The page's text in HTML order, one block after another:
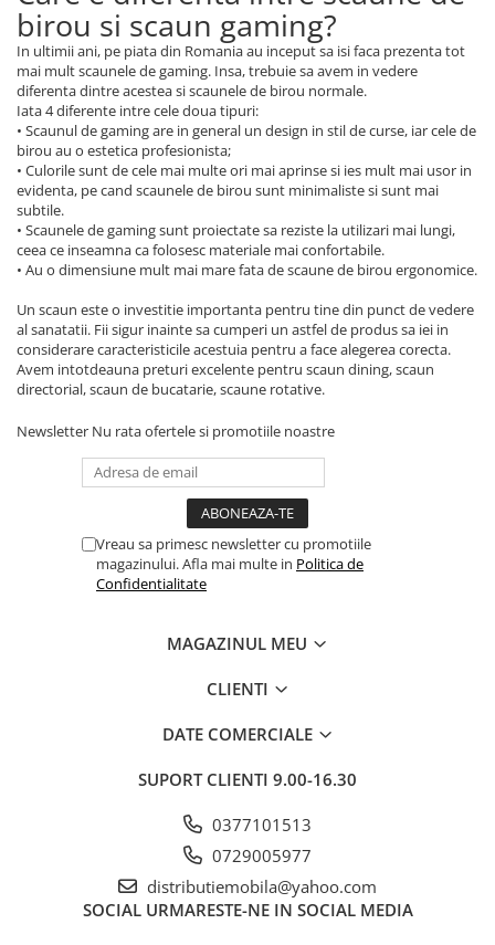
birou si scaun gaming?
In ultimii ani, pe piata din Romania au inceput sa isi faca prezenta tot
mai mult scaunele de gaming. Insa, trebuie sa avem in vedere
diferenta dintre acestea si scaunele de birou normale.
Iata 4 diferente intre cele doua tipuri:
• Scaunul de gaming are in general un design in stil de curse, iar cele de
birou au o estetica profesionista;
• Culorile sunt de cele mai multe ori mai aprinse si ies mult mai usor in
evidenta, pe cand scaunele de birou sunt minimaliste si sunt mai
subtile.
• Scaunele de gaming sunt proiectate sa reziste la utilizari mai lungi,
ceea ce inseamna ca folosesc materiale mai confortabile.
• Au o dimensiune mult mai mare fata de scaune de birou ergonomice.
Un scaun este o investitie importanta pentru tine din punct de vedere
al sanatatii. Fii sigur inainte sa cumperi un astfel de produs sa iei in
considerare caracteristicile acestuia pentru a face alegerea corecta.
Avem intotdeauna preturi excelente pentru scaun dining, scaun
directorial, scaun de bucatarie, scaune rotative.
Newsletter Nu rata ofertele si promotiile noastre
Vreau sa primesc newsletter cu promotiile
magazinului. Afla mai multe in Politica de
Confidentialitate
MAGAZINUL MEU
CLIENTI
DATE COMERCIALE
SUPORT CLIENTI 9.00-16.30
0377101513
0729005977
distributiemobila@yahoo.com
SOCIAL URMARESTE-NE IN SOCIAL MEDIA